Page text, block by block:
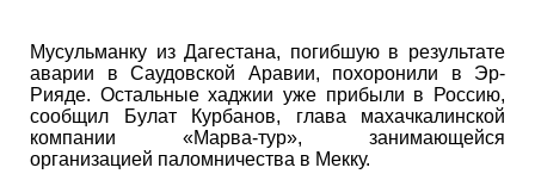
Мусульманку из Дагестана, погибшую в результате
аварии в Саудовской Аравии, похоронили в Эр-
Рияде. Остальные хаджии уже прибыли в Россию,
сообщил Булат Курбанов, глава махачкалинской
компании «Марва-тур», занимающейся
организацией паломничества в Мекку.